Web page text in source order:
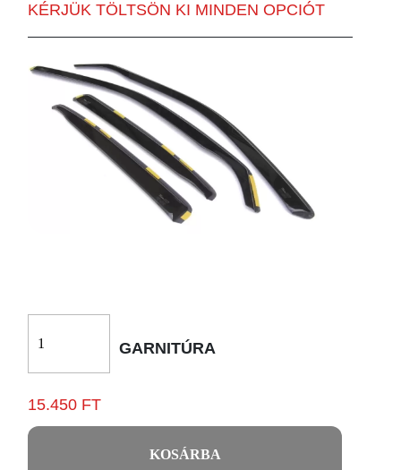
KÉRJÜK TÖLTSÖN KI MINDEN OPCIÓT
GARNITÚRA
15.450 FT
KOSÁRBA